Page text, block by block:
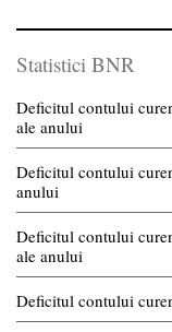
Statistici BNR
Deficitul contului
ale anului
Deficitul contului
anului
Deficitul contului
ale anului
Deficitul contului